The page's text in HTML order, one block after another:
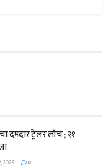
दमदार ट्रेलर लाँच ; २१
2025 0